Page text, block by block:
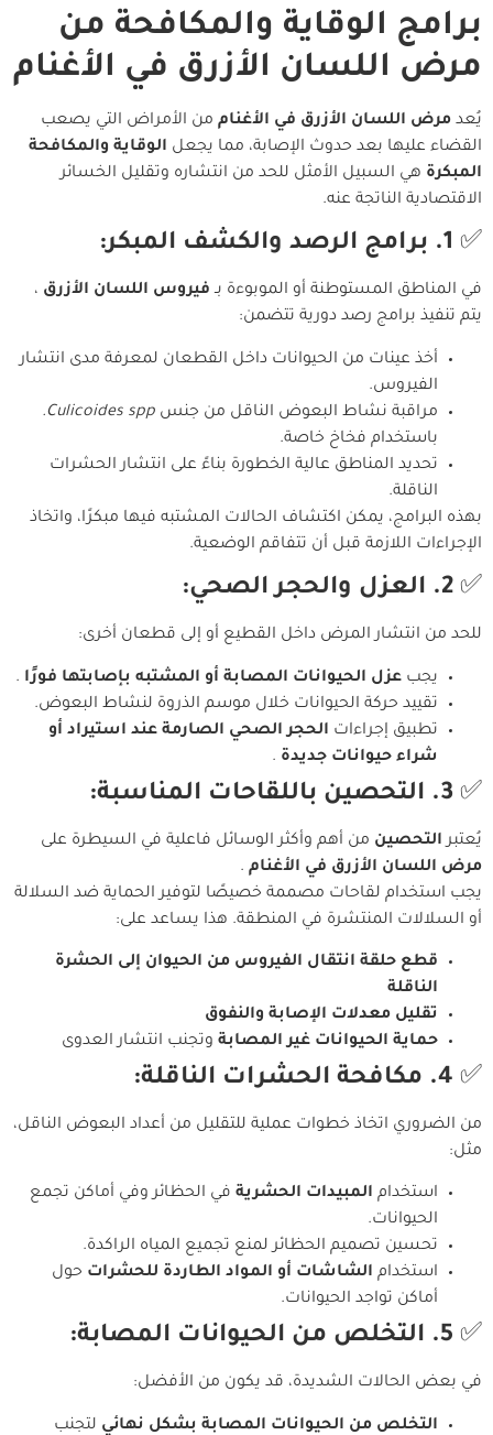
برامج الوقاية والمكافحة من
مرض اللسان الأزرق في الأغنام
يُعد مرض اللسان الأزرق في الأغنام من الأمراض التي يصعب
القضاء عليها بعد حدوث الإصابة، مما يجعل الوقاية والمكافحة
المبكرة هي السبيل الأمثل للحد من انتشاره وتقليل الخسائر
الاقتصادية الناتجة عنه.
✅ 1. برامج الرصد والكشف المبكر:
في المناطق المستوطنة أو الموبوءة بـ فيروس اللسان الأزرق ،
يتم تنفيذ برامج رصد دورية تتضمن:
أخذ عينات من الحيوانات داخل القطعان لمعرفة مدى انتشار
الفيروس.
مراقبة نشاط البعوض الناقل من جنس Culicoides spp.
باستخدام فخاخ خاصة.
تحديد المناطق عالية الخطورة بناءً على انتشار الحشرات
الناقلة.
بهذه البرامج، يمكن اكتشاف الحالات المشتبه فيها مبكرًا، واتخاذ
الإجراءات اللازمة قبل أن تتفاقم الوضعية.
✅ 2. العزل والحجر الصحي:
للحد من انتشار المرض داخل القطيع أو إلى قطعان أخرى:
يجب عزل الحيوانات المصابة أو المشتبه بإصابتها فورًا .
تقييد حركة الحيوانات خلال موسم الذروة لنشاط البعوض.
تطبيق إجراءات الحجر الصحي الصارمة عند استيراد أو
شراء حيوانات جديدة .
✅ 3. التحصين باللقاحات المناسبة:
يُعتبرالتحصين من أهم وأكثر الوسائل فاعلية في السيطرة على
مرض اللسان الأزرق في الأغنام .
يجب استخدام لقاحات مصممة خصيصًا لتوفير الحماية ضد السلالة
أو السلالات المنتشرة في المنطقة. هذا يساعد على:
قطع حلقة انتقال الفيروس من الحيوان إلى الحشرة
الناقلة
تقليل معدلات الإصابة والنفوق
حماية الحيوانات غير المصابة وتجنب انتشار العدوى
✅ 4. مكافحة الحشرات الناقلة:
من الضروري اتخاذ خطوات عملية للتقليل من أعداد البعوض الناقل،
مثل:
استخدام المبيدات الحشرية في الحظائر وفي أماكن تجمع
الحيوانات.
تحسين تصميم الحظائر لمنع تجميع المياه الراكدة.
استخدام الشاشات أو المواد الطاردة للحشرات حول
أماكن تواجد الحيوانات.
✅ 5. التخلص من الحيوانات المصابة:
في بعض الحالات الشديدة، قد يكون من الأفضل:
التخلص من الحيوانات المصابة بشكل نهائي لتجنب